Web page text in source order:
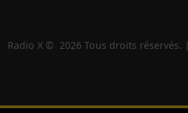
Radio X © 2026 Tous droits réservés. |